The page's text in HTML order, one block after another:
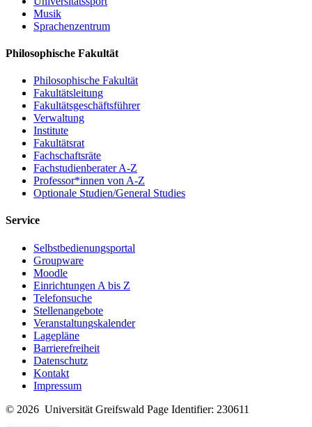
Musik
Sprachenzentrum
Philosophische Fakultät
Philosophische Fakultät
Fakultätsleitung
Fakultätsgeschäftsführer
Verwaltung
Institute
Fakultätsrat
Fachschaftsräte
Fachstudienberater A-Z
Professor*innen von A-Z
Optionale Studien/General Studies
Service
Selbstbedienungsportal
Groupware
Moodle
Einrichtungen A bis Z
Telefonsuche
Stellenangebote
Veranstaltungskalender
Lagepläne
Barrierefreiheit
Datenschutz
Kontakt
Impressum
© 2026 Universität Greifswald Page Identifier: 230611